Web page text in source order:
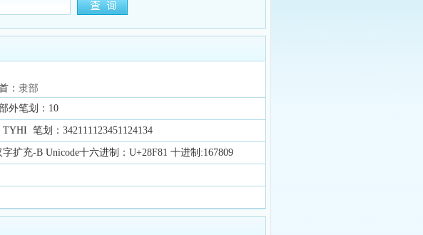
： 隶部
外笔划：10
笔划：342111123451124134
扩充-B Unicode十六进制：U+28F81 十进制:167809